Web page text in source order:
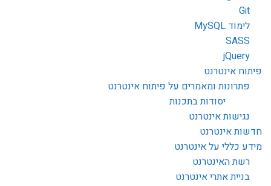
Git
לימוד MySQL
SASS
jQuery
פיתוח אינטרנט
פתרונות ומאמרים על פיתוח אינטרנט
יסודות בתכנות
נגישות אינטרנט
חדשות אינטרנט
מידע כללי על אינטרנט
רשת האינטרנט
בניית אתרי אינטרנט